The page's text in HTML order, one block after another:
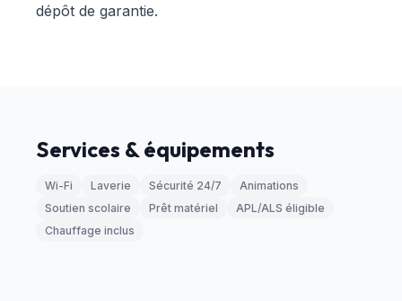
dépôt de garantie.
Services & équipements
Wi-Fi Laverie Sécurité 24/7
Animations
Soutien scolaire
Prêt matériel
APL/ALS éligible
Chauffage inclus